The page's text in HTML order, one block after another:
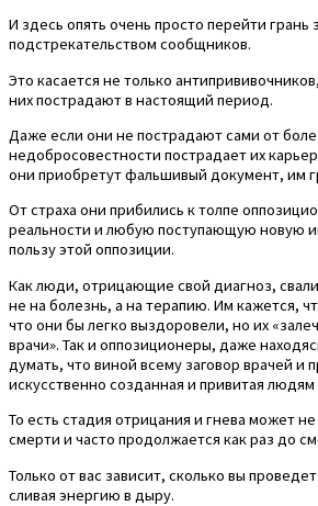
И здесь опять очень просто перейти грань
подстрекательством сообщников.
Это касается не только
них пострадают в настоящий период.
Даже если они не пострадают сами от
недобросовестности пострадает их
они приобретут фальшивый документ, им
От страха они прибились к толпе
реальности и любую поступающую новую
пользу этой оппозиции.
Как люди, отрицающие свой диагноз,
не на болезнь, а на терапию. Им кажется,
что они бы легко выздоровели, но их
врачи». Так и оппозиционеры, даже
думать, что виной всему заговор врачей и
искусственно созданная и привитая людям
То есть стадия отрицания и гнева может
смерти и часто продолжается как раз до
Только от вас зависит, сколько вы
сливая энергию в дыру.